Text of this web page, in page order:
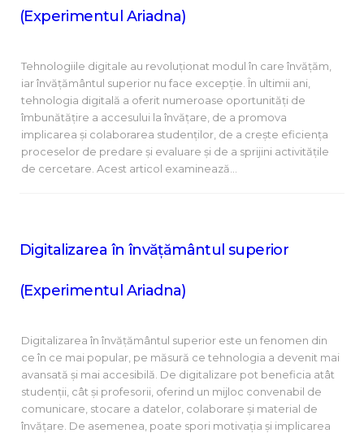
(Experimentul Ariadna)
Tehnologiile digitale au revoluționat modul în care învățăm,
iar învățământul superior nu face excepție. În ultimii ani,
tehnologia digitală a oferit numeroase oportunități de
îmbunătățire a accesului la învățare, de a promova
implicarea și colaborarea studenților, de a crește eficiența
proceselor de predare și evaluare și de a sprijini activitățile
de cercetare. Acest articol examinează…
Digitalizarea în învățământul superior
(Experimentul Ariadna)
Digitalizarea în învățământul superior este un fenomen din
ce în ce mai popular, pe măsură ce tehnologia a devenit mai
avansată și mai accesibilă. De digitalizare pot beneficia atât
studenții, cât și profesorii, oferind un mijloc convenabil de
comunicare, stocare a datelor, colaborare și material de
învățare. De asemenea, poate spori motivația și implicarea